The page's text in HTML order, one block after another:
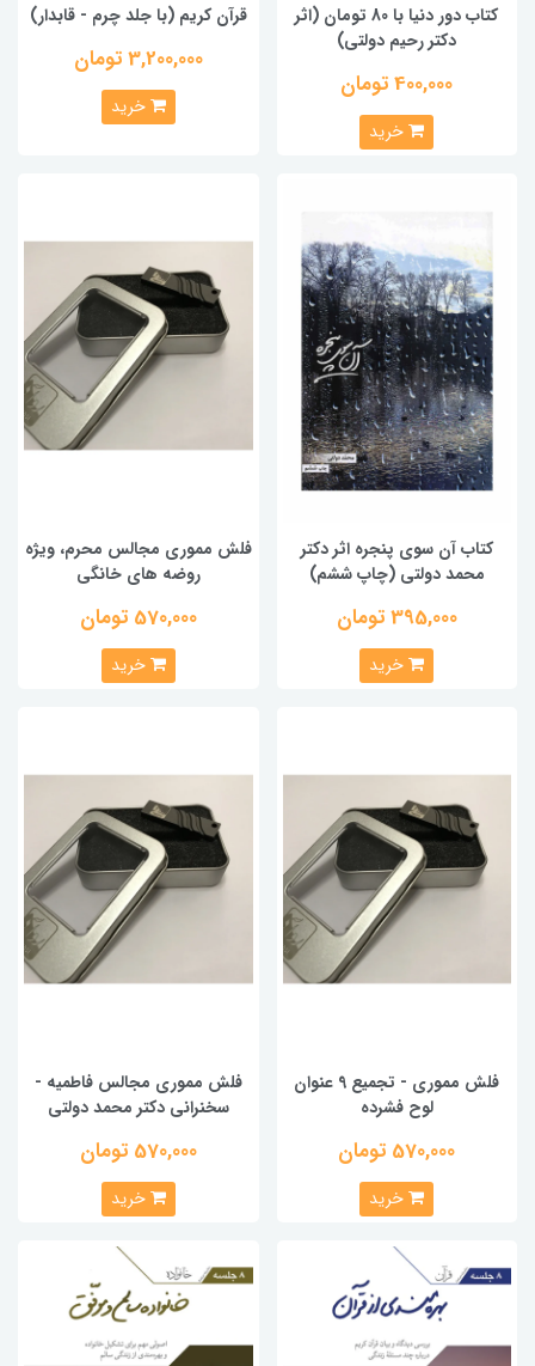
کتاب دور دنیا با 80 تومان (اثر
دکتر رحیم دولتی)
400,000 تومان
خرید
قرآن کریم (با جلد چرم - قابدار)
3,200,000 تومان
خرید
کتاب آن سوی پنجره اثر دکتر
محمد دولتی (چاپ ششم)
395,000 تومان
خرید
فلش مموری مجالس محرم، ویژه
روضه های خانگی
570,000 تومان
خرید
فلش مموری - تجمیع 9 عنوان
لوح فشرده
570,000 تومان
خرید
فلش مموری مجالس فاطمیه -
سخنرانی دکتر محمد دولتی
570,000 تومان
خرید